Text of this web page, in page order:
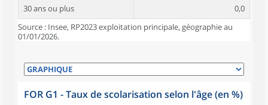
30 ans ou plus
0,0
Source : Insee, RP2023 exploitation principale, géographie au
01/01/2026.
FOR G1 - Taux de scolarisation selon l'âge (en %)